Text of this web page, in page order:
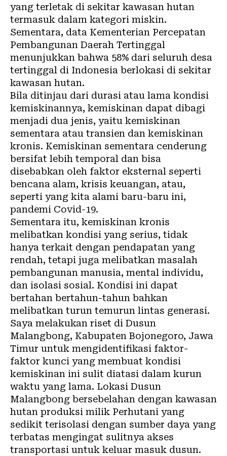
yang terletak di sekitar kawasan hutan
termasuk dalam kategori miskin.
Sementara, data Kementerian Percepatan
Pembangunan Daerah Tertinggal
menunjukkan bahwa 58% dari seluruh desa
tertinggal di Indonesia berlokasi di sekitar
kawasan hutan.
Bila ditinjau dari durasi atau lama kondisi
kemiskinannya, kemiskinan dapat dibagi
menjadi dua jenis, yaitu kemiskinan
sementara atau transien dan kemiskinan
kronis. Kemiskinan sementara cenderung
bersifat lebih temporal dan bisa
disebabkan oleh faktor eksternal seperti
bencana alam, krisis keuangan, atau,
seperti yang kita alami baru-baru ini,
pandemi Covid-19.
Sementara itu, kemiskinan kronis
melibatkan kondisi yang serius, tidak
hanya terkait dengan pendapatan yang
rendah, tetapi juga melibatkan masalah
pembangunan manusia, mental individu,
dan isolasi sosial. Kondisi ini dapat
bertahan bertahun-tahun bahkan
melibatkan turun temurun lintas generasi.
Saya melakukan riset di Dusun
Malangbong, Kabupaten Bojonegoro, Jawa
Timur untuk mengidentifikasi faktor-
faktor kunci yang membuat kondisi
kemiskinan ini sulit diatasi dalam kurun
waktu yang lama. Lokasi Dusun
Malangbong bersebelahan dengan kawasan
hutan produksi milik Perhutani yang
sedikit terisolasi dengan sumber daya yang
terbatas mengingat sulitnya akses
transportasi untuk keluar masuk dusun.